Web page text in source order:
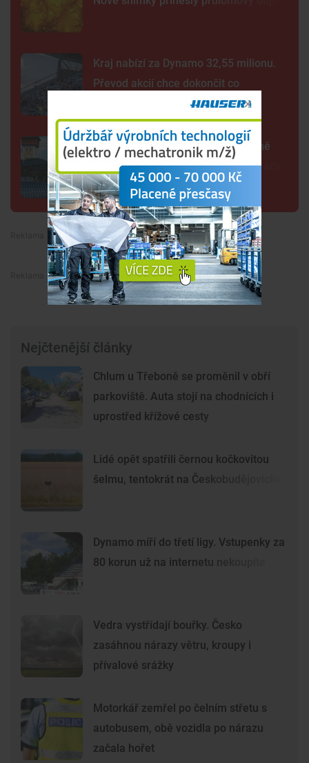
Kraj nabízí za Dynamo 32,55 milionu.
Převod akcií chce dokončit co
Další rána pro Dynamo. Klub zřejmě
zruší béčko, pro dva týmy nemá hráče
Premium
Premium
Nejčtenější články
Chlum u Třeboně se proměnil v obří
parkoviště. Auta stojí na chodnících i
uprostřed křížové cesty
Lidé opět spatřili černou kočkovitou
šelmu, tentokrát na Českobudějovicku
Dynamo míří do třetí ligy. Vstupenky za
80 korun už na internetu nekoupíte
Vedra vystřídají bouřky. Česko
zasáhnou nárazy větru, kroupy i
přívalové srážky
Motorkář zemřel po čelním střetu s
autobusem, obě vozidla po nárazu
začala hořet